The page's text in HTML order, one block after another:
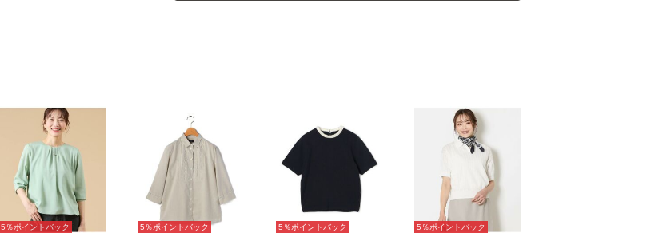
5％ポイントバック 5％ポイントバック 5％ポイントバック 5％ポイントバック